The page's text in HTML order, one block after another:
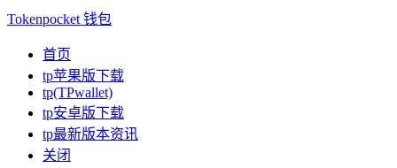
Tokenpocket 钱包
首页
tp苹果版下载
tp(TPwallet)
tp安卓版下载
tp最新版本资讯
关闭